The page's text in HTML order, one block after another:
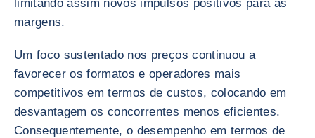
limitando assim novos impulsos positivos para as
margens.
Um foco sustentado nos preços continuou a
favorecer os formatos e operadores mais
competitivos em termos de custos, colocando em
desvantagem os concorrentes menos eficientes.
Consequentemente, o desempenho em termos de